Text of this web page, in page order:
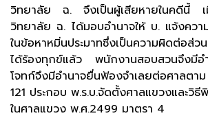
วิทยาลัย ฉ. จึงเป็นผู้เสียหายในคดีนี้
วิทยาลัย ฉ. ได้มอบอำนาจให้ บ. แจ้งควา
ในข้อหาหมิ่นประมาทซึ่งเป็นความผิดต่อส่
ได้ร้องทุกข์แล้ว พนักงานสอบสวนจึงมี
โจทก์จึงมีอำนาจยื่นฟ้องจำเลยต่อศาลตา
121 ประกอบ พ.ร.บ.จัดตั้งศาลแขวงและวิ
ในศาลแขวง พ.ศ.2499 มาตรา 4